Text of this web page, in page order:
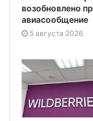
возобновлено
авиасообщение
5 августа 2026